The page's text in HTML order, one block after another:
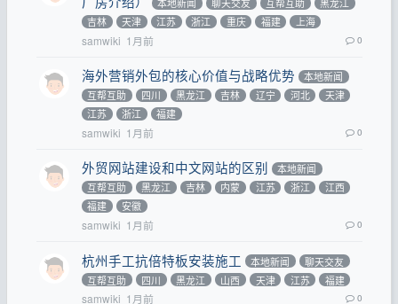
本地新闻 聊天交友 互帮互助
黑龙江
吉林
天津 江苏 浙江 重庆 福建 上海
samwiki 1月前 0
海外营销外包的核心价值与战略优势
本地新闻
互帮互助
四川 黑龙江 吉林 辽宁 河北
天津
江苏
浙江 福建
samwiki 1月前 0
外贸网站建设和中文网站的区别
本地新闻
互帮互助
黑龙江 吉林 内蒙 江苏 浙江
江西
福建
安徽
samwiki 1月前 0
杭州手工抗倍特板安装施工 本地新闻
聊天交友
互帮互助
四川 黑龙江 山西 天津 江苏 福建
samwiki 1月前 0